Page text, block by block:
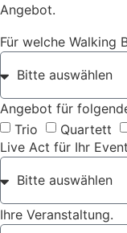
Angebot.
Für welche Walking
Angebot für
Trio
Quartett
Live Act für Ihr
Ihre Veranstaltung.